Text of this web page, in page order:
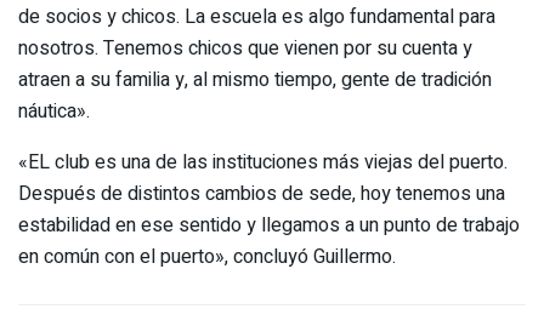
de socios y chicos. La escuela es algo fundamental para
nosotros. Tenemos chicos que vienen por su cuenta y
atraen a su familia y, al mismo tiempo, gente de tradición
náutica».
«EL club es una de las instituciones más viejas del puerto.
Después de distintos cambios de sede, hoy tenemos una
estabilidad en ese sentido y llegamos a un punto de trabajo
en común con el puerto», concluyó Guillermo.